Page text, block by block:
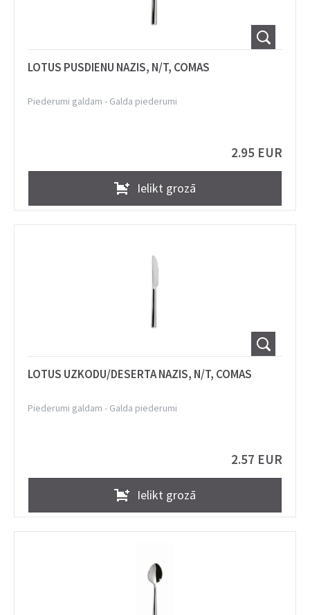
LOTUS PUSDIENU NAZIS, N/T, COMAS
Piederumi galdam - Galda piederumi
2.95 EUR
Ielikt grozā
LOTUS UZKODU/DESERTA NAZIS, N/T, COMAS
Piederumi galdam - Galda piederumi
2.57 EUR
Ielikt grozā